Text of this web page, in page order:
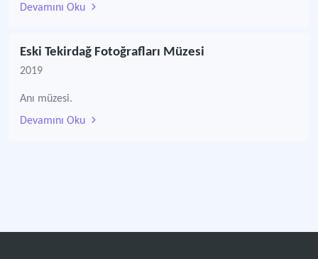
Devamını Oku
Eski Tekirdağ Fotoğrafları Müzesi
2019
Anı müzesi.
Devamını Oku